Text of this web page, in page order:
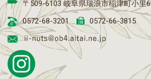
〒509-6103 岐阜県瑞浪市稲津町小里
0572-68-3201
0572-66-3815